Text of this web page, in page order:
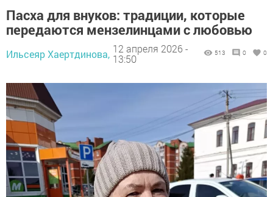
Пасха для внуков: традиции, которые
передаются мензелинцами с любовью
Ильсеяр Хаертдинова, 12 апреля 2026 -
13:50
513 0 0